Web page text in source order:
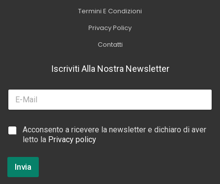
Termini E Condizioni
Privacy Policy
Contatti
Iscriviti Alla Nostra Newsletter
E
a
m
l
d
C
e
l
Acconsento a ricevere la newsletter e dichiaro di aver
letto la Privacy policy
Invia